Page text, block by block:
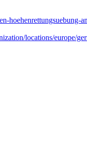
hoehenrettungsuebung-
locations/europe/